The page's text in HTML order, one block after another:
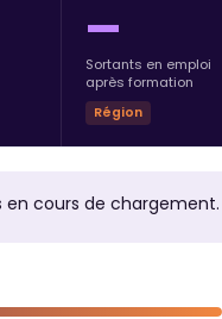
—
Sortants en emploi
après formation
Région
en cours de chargement.